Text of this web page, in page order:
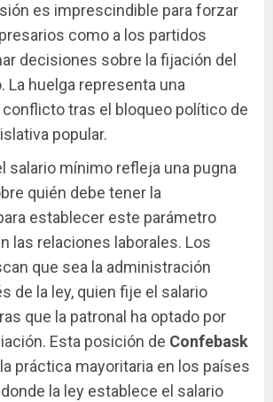
es imprescindible para forzar
como a los partidos
decisiones sobre la fijación del
La huelga representa una
conflicto tras el bloqueo político de
popular.
salario mínimo refleja una pugna
quién debe tener la
establecer este parámetro
las relaciones laborales. Los
que sea la administración
de la ley, quien fije el salario
que la patronal ha optado por
Esta posición de Confebask
práctica mayoritaria en los países
la ley establece el salario